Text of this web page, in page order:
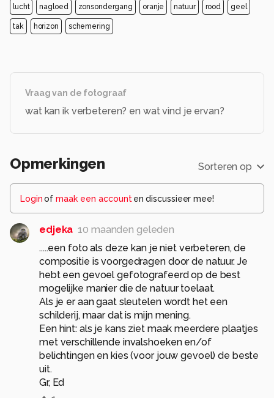
lucht nagloed zonsondergang oranje natuur rood geel
tak horizon schemering
Vraag van de fotograaf
wat kan ik verbeteren? en wat vind je ervan?
Opmerkingen Sorteren op
Loginof maak een account en discussieer mee!
edjeka 10 maanden geleden
.....een foto als deze kan je niet verbeteren, de
compositie is voorgedragen door de natuur. Je
hebt een gevoel gefotografeerd op de best
mogelijke manier die de natuur toelaat.
Als je er aan gaat sleutelen wordt het een
schilderij, maar dat is mijn mening.
Een hint: als je kans ziet maak meerdere plaatjes
met verschillende invalshoeken en/of
belichtingen en kies (voor jouw gevoel) de beste
uit.
Gr, Ed